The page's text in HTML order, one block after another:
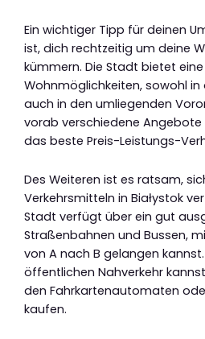
Ein wichtiger Tipp für deinen
ist, dich rechtzeitig um deine
kümmern. Die Stadt bietet
Wohnmöglichkeiten, sowohl
auch in den umliegenden
vorab verschiedene Angebote
das beste Preis-Leistungs-
Des Weiteren ist es ratsam,
Verkehrsmitteln in Białystok
Stadt verfügt über ein gut
Straßenbahnen und Bussen,
von A nach B gelangen
öffentlichen Nahverkehr
den Fahrkartenautomaten
kaufen.